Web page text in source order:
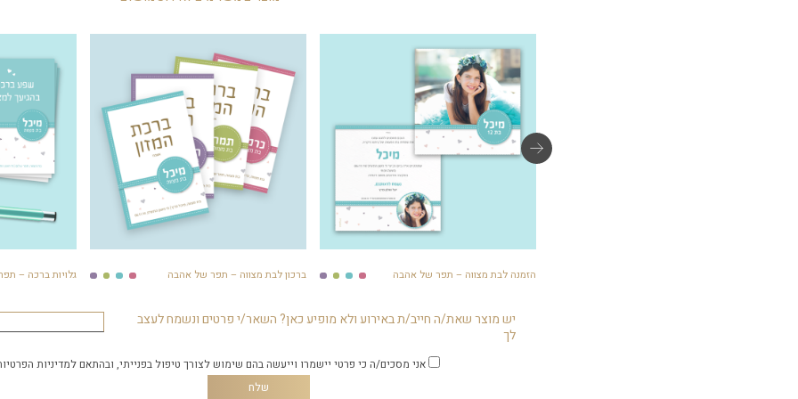
הזמנה לבת מצווה – תפר של אהבה ברכון לבת מצווה – תפר של אהבה גלויות ברכה –
יש מוצר שאת/ה חייב/ת באירוע ולא מופיע כאן? השאר/י פרטים ונשמח לעצב
לך
אני מסכים/ה כי פרטי יישמרו וייעשה בהם שימוש לצורך טיפול בפנייתי, ובהתאם למדיניות